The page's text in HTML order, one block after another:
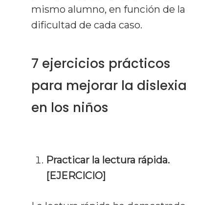
mismo alumno, en función de la
dificultad de cada caso.
7 ejercicios prácticos
para mejorar la dislexia
en los niños
Practicar la lectura rápida.
[EJERCICIO]